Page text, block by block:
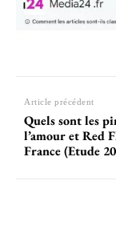
Article précédent
Quels sont les
l’amour et Red
France (Etude